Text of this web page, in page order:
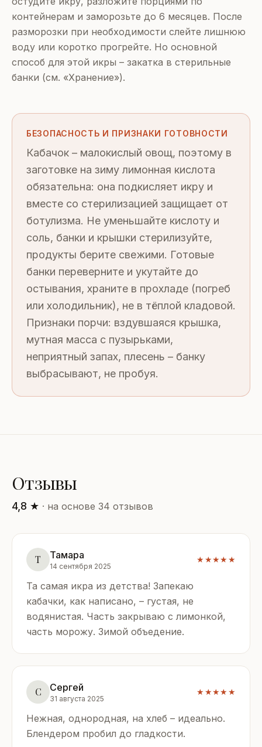
контейнерам и заморозьте до 6 месяцев. После
разморозки при необходимости слейте лишнюю
воду или коротко прогрейте. Но основной
способ для этой икры – закатка в стерильные
банки (см. «Хранение»).
БЕЗОПАСНОСТЬ И ПРИЗНАКИ ГОТОВНОСТИ
Кабачок – малокислый овощ, поэтому в
заготовке на зиму лимонная кислота
обязательна: она подкисляет икру и
вместе со стерилизацией защищает от
ботулизма. Не уменьшайте кислоту и
соль, банки и крышки стерилизуйте,
продукты берите свежими. Готовые
банки переверните и укутайте до
остывания, храните в прохладе (погреб
или холодильник), не в тёплой кладовой.
Признаки порчи: вздувшаяся крышка,
мутная масса с пузырьками,
неприятный запах, плесень – банку
выбрасывают, не пробуя.
Отзывы
4,8 ★ · на основе 34 отзывов
Т Тамара
14 сентября 2025
★★★★★
Та самая икра из детства! Запекаю
кабачки, как написано, – густая, не
водянистая. Часть закрываю с лимонкой,
часть морожу. Зимой объедение.
С Сергей
31 августа 2025
★★★★★
Нежная, однородная, на хлеб – идеально.
Блендером пробил до гладкости.